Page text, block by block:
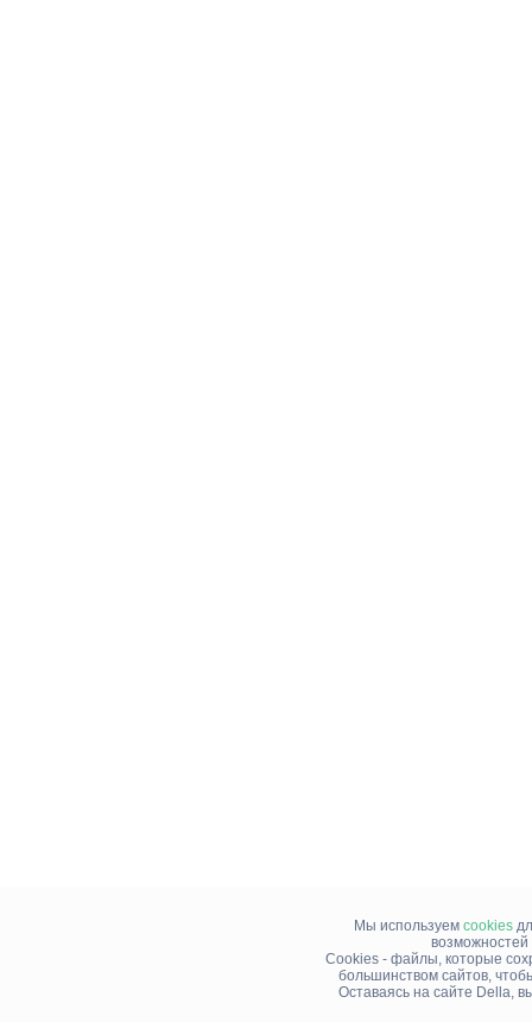
Мы используем cookies
Cookies - файлы, которые
большинством сайтов,
Оставаясь на сайте Della,